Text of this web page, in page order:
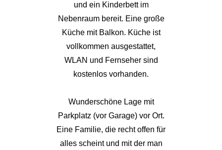
und ein Kinderbett im
Nebenraum bereit. Eine große
Küche mit Balkon. Küche ist
vollkommen ausgestattet,
WLAN und Fernseher sind
kostenlos vorhanden.
Wunderschöne Lage mit
Parkplatz (vor Garage) vor Ort.
Eine Familie, die recht offen für
alles scheint und mit der man